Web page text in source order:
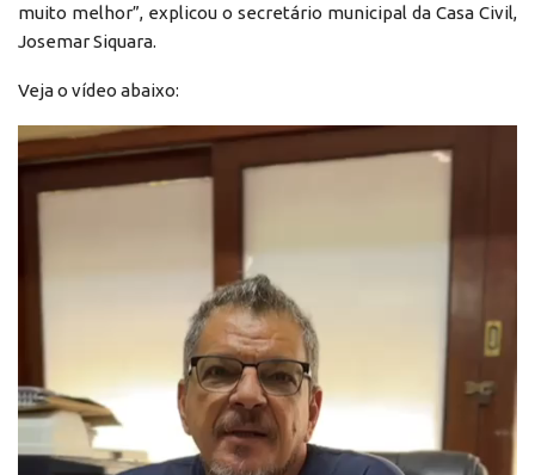
muito melhor”, explicou o secretário municipal da Casa Civil,
Josemar Siquara.
Veja o vídeo abaixo:
Reprodutor
de
vídeo